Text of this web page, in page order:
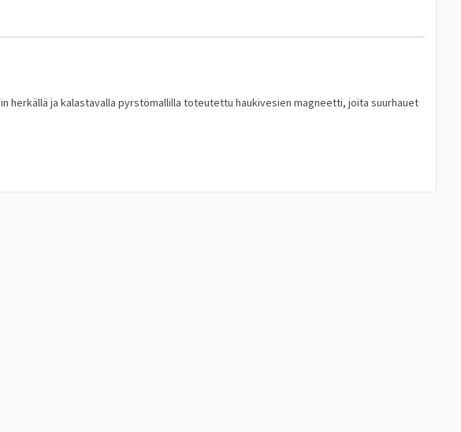
herkällä ja kalastavalla pyrstömallilla toteutettu haukivesien magneetti, joita suurhauet